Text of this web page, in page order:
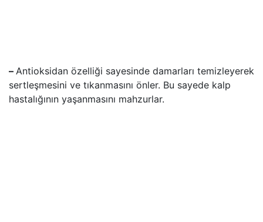
– Antioksidan özelliği sayesinde damarları temizleyerek
sertleşmesini ve tıkanmasını önler. Bu sayede kalp
hastalığının yaşanmasını mahzurlar.